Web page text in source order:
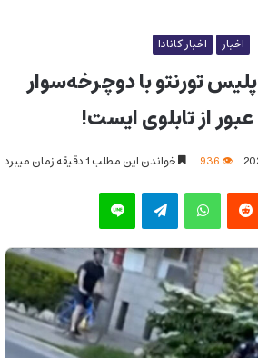
اخبار اخبار کانادا
تورنتو با دوچرخه‌سوار
از تابلوی ایست!
خواندن این مطلب 1 دقیقه زمان میبرد
‫رددیت واتس آپ تلگرام لاین